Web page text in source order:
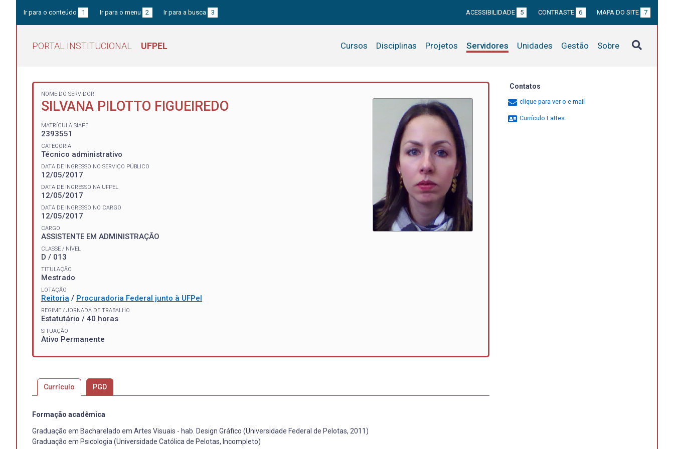
Ir para o conteúdo 1 Ir para o menu 2 Ir para a busca 3 ACESSIBILIDADE 5 CONTRASTE 6 MAPA DO SITE 7
PORTAL INSTITUCIONAL UFPEL Cursos Disciplinas Projetos Servidores Unidades Gestão Sobre
NOME DO SERVIDOR
SILVANA PILOTTO FIGUEIREDO
MATRÍCULA SIAPE
2393551
CATEGORIA
Técnico administrativo
DATA DE INGRESSO NO SERVIÇO PÚBLICO
12/05/2017
DATA DE INGRESSO NA UFPEL
12/05/2017
DATA DE INGRESSO NO CARGO
12/05/2017
CARGO
ASSISTENTE EM ADMINISTRAÇÃO
CLASSE / NÍVEL
D / 013
TITULAÇÃO
Mestrado
LOTAÇÃO
Reitoria / Procuradoria Federal junto à UFPel
REGIME / JORNADA DE TRABALHO
Estatutário / 40 horas
SITUAÇÃO
Ativo Permanente
Currículo PGD
Formação acadêmica
Graduação em Bacharelado em Artes Visuais - hab. Design Gráfico (Universidade Federal de Pelotas, 2011)
Graduação em Psicologia (Universidade Católica de Pelotas, Incompleto)
Contatos
clique para ver o e-mail
Currículo Lattes